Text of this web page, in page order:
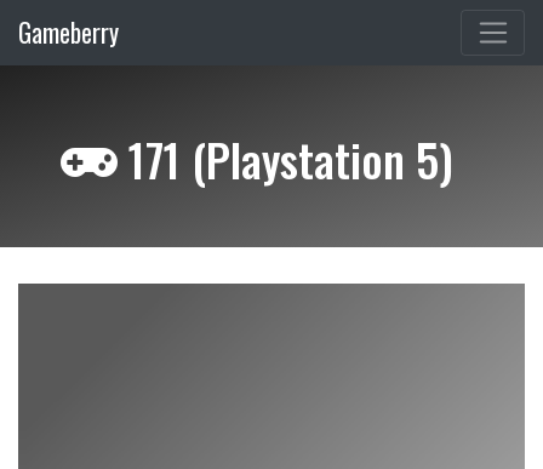
Gameberry
171 (Playstation 5)